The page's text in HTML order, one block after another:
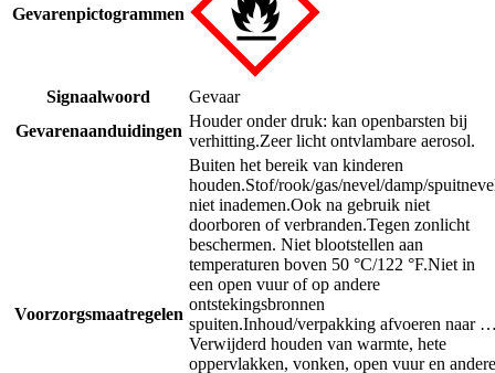
Gevarenpictogrammen
Signaalwoord
Gevaar
Gevarenaanduidingen
Houder onder druk: kan openbarsten bij
verhitting.Zeer licht ontvlambare aerosol.
Voorzorgsmaatregelen
Buiten het bereik van kinderen
houden.Stof/rook/gas/nevel/damp/
niet inademen.Ook na gebruik niet
doorboren of verbranden.Tegen zonlicht
beschermen. Niet blootstellen aan
temperaturen boven 50 °C/122 °F.Niet in
een open vuur of op andere
ontstekingsbronnen
spuiten.Inhoud/verpakking afvoeren naar
Verwijderd houden van warmte, hete
oppervlakken, vonken, open vuur en andere